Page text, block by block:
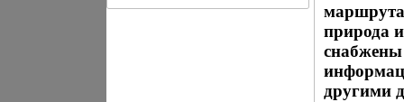
природа
другими